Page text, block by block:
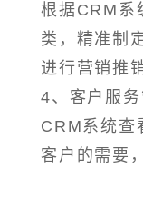
根据CRM系
类，精准制
进行营销推
4、客户服
CRM系统查
客户的需要